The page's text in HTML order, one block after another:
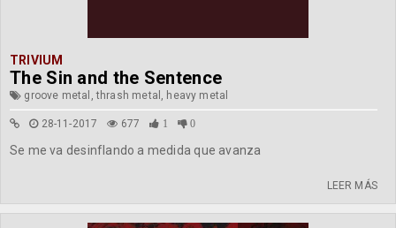
TRIVIUM
The Sin and the Sentence
groove metal, thrash metal, heavy metal
28-11-2017 677 1 0
Se me va desinflando a medida que avanza
LEER MÁS